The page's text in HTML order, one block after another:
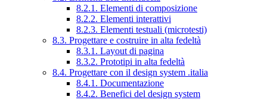
8.2.1. Elementi di composizione
8.2.2. Elementi interattivi
8.2.3. Elementi testuali (microtesti)
8.3. Progettare e costruire in alta fedeltà
8.3.1. Layout di pagina
8.3.2. Prototipi in alta fedeltà
8.4. Progettare con il design system .italia
8.4.1. Documentazione
8.4.2. Benefici del design system